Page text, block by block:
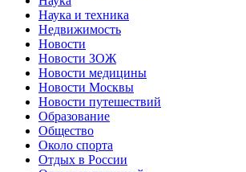
Наука и техника
Недвижимость
Новости
Новости ЗОЖ
Новости медицины
Новости Москвы
Новости путешествий
Образование
Общество
Около спорта
Отдых в России